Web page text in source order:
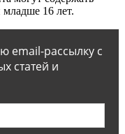
16 лет.
email-рассылку с
статей и